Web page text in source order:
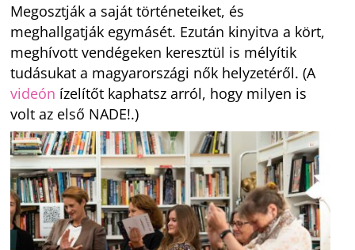
Megosztják a saját történeteiket, és
meghallgatják egymásét. Ezután kinyitva a kört,
meghívott vendégeken keresztül is mélyítik
tudásukat a magyarországi nők helyzetéről. (A
videón ízelítőt kaphatsz arról, hogy milyen is
volt az első NADE!.)